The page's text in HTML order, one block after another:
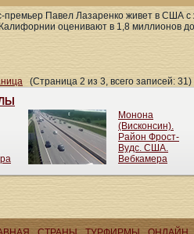
Павел Лазаренко живет в США
оценивают в 1,8 миллионов
(Страница 2 из 3, всего записей: